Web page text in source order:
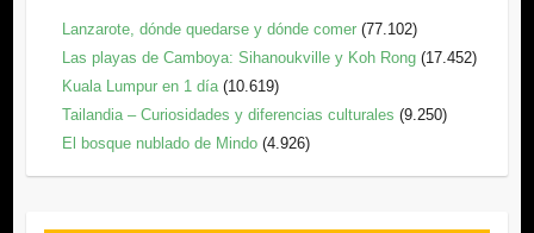
Lanzarote, dónde quedarse y dónde comer (77.102)
Las playas de Camboya: Sihanoukville y Koh Rong (17.452)
Kuala Lumpur en 1 día (10.619)
Tailandia – Curiosidades y diferencias culturales (9.250)
El bosque nublado de Mindo (4.926)